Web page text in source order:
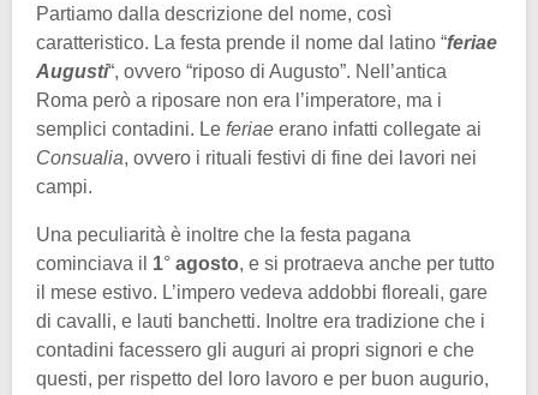
Partiamo dalla descrizione del nome, così
caratteristico. La festa prende il nome dal latino “feriae
Augusti“, ovvero “riposo di Augusto”. Nell’antica
Roma però a riposare non era l’imperatore, ma i
semplici contadini. Le feriae erano infatti collegate ai
Consualia, ovvero i rituali festivi di fine dei lavori nei
campi.
Una peculiarità è inoltre che la festa pagana
cominciava il 1° agosto, e si protraeva anche per tutto
il mese estivo. L’impero vedeva addobbi floreali, gare
di cavalli, e lauti banchetti. Inoltre era tradizione che i
contadini facessero gli auguri ai propri signori e che
questi, per rispetto del loro lavoro e per buon augurio,